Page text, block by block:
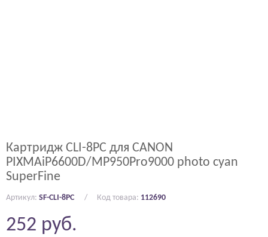
Картридж CLI-8PC для CANON
PIXMAiP6600D/MP950Pro9000 photo cyan
SuperFine
Артикул: SF-CLI-8PC Код товара: 112690
252 руб.